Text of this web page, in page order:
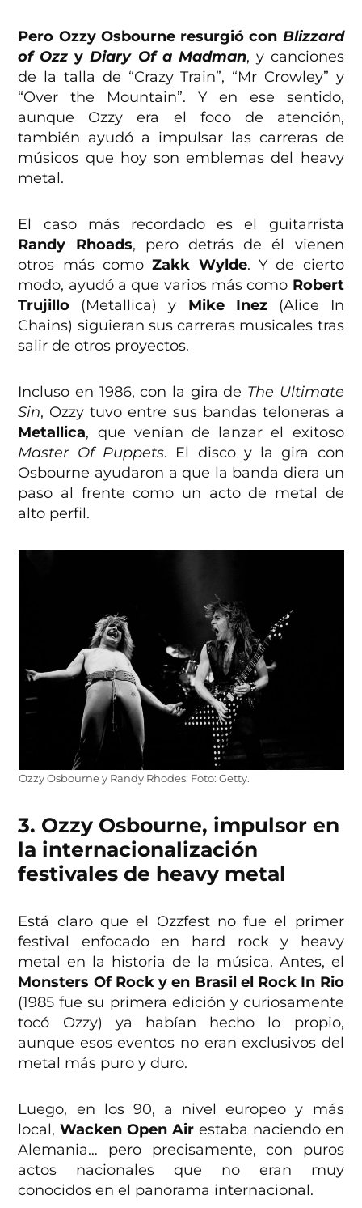
Pero Ozzy Osbourne resurgió con Blizzard
of Ozz yDiaryOf a Madman, y canciones
de la talla de “Crazy Train”, “Mr Crowley” y
“Over the Mountain”. Y en ese sentido,
aunque Ozzy era el foco de atención,
también ayudó a impulsar las carreras de
músicos que hoy son emblemas del heavy
metal.
El caso más recordado es el guitarrista
Randy Rhoads, pero detrás de él vienen
otros más comoZakk Wylde. Y de cierto
modo, ayudó a que varios más como Robert
Trujillo (Metallica) y Mike Inez(Alice In
Chains) siguieran sus carreras musicales tras
salir de otros proyectos.
Incluso en 1986, con la gira de The Ultimate
Sin, Ozzy tuvo entre sus bandas teloneras a
Metallica, que venían de lanzar el exitoso
Master Of Puppets. El disco y la gira con
Osbourne ayudaron a que la banda diera un
paso al frente como un acto de metal de
alto perfil.
Ozzy Osbourne y Randy Rhodes. Foto: Getty.
3. Ozzy Osbourne, impulsor en
la internacionalización
festivales de heavy metal
Está claro que el Ozzfest no fue el primer
festival enfocado en hard rock y heavy
metal en la historia de la música. Antes, el
Monsters Of Rock y en Brasil el Rock In Rio
(1985 fue su primera edición y curiosamente
tocó Ozzy) ya habían hecho lo propio,
aunque esos eventos no eran exclusivos del
metal más puro y duro.
Luego, en los 90, a nivel europeo y más
local,Wacken Open Air estaba naciendo en
Alemania… pero precisamente, con puros
actos nacionales que no eran muy
conocidos en el panorama internacional.